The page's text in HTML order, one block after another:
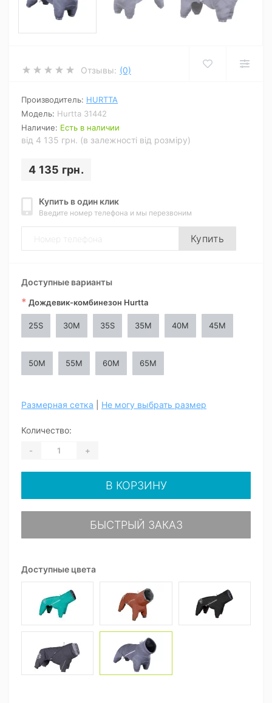
Отзывы: (0)
Производитель: HURTTA
Модель: Hurtta 31442
Наличие: Есть в наличии
від 4 135 грн. (в залежності від розміру)
4 135 грн.
Купить в один клик
Введите номер телефона и мы перезвоним
Купить
Доступные цвета
Доступные варианты
* Дождевик-комбинезон Hurtta
25S 30M 35S 35M 40M 45M
50M 55M 60M 65M
Размерная сетка Не могу выбрать размер
Количество:
- +
В КОРЗИНУ
БЫСТРЫЙ ЗАКАЗ